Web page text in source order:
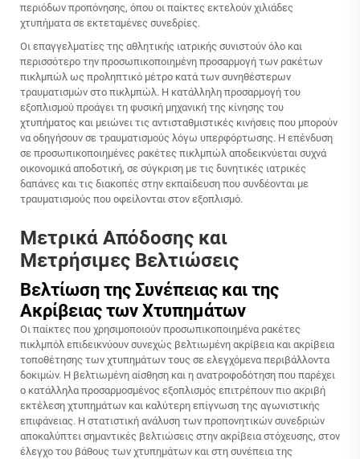
περιόδων προπόνησης, όπου οι παίκτες εκτελούν χιλιάδες
χτυπήματα σε εκτεταμένες συνεδρίες.
Οι επαγγελματίες της αθλητικής ιατρικής συνιστούν όλο και
περισσότερο την προσωπικοποιημένη προσαρμογή των ρακέτων
πικλμπώλ ως προληπτικό μέτρο κατά των συνηθέστερων
τραυματισμών στο πικλμπώλ. Η κατάλληλη προσαρμογή του
εξοπλισμού προάγει τη φυσική μηχανική της κίνησης του
χτυπήματος και μειώνει τις αντισταθμιστικές κινήσεις που μπορούν
να οδηγήσουν σε τραυματισμούς λόγω υπερφόρτωσης. Η επένδυση
σε προσωπικοποιημένες ρακέτες πικλμπώλ αποδεικνύεται συχνά
οικονομικά αποδοτική, σε σύγκριση με τις δυνητικές ιατρικές
δαπάνες και τις διακοπές στην εκπαίδευση που συνδέονται με
τραυματισμούς που οφείλονται στον εξοπλισμό.
Μετρικά Απόδοσης και
Μετρήσιμες Βελτιώσεις
Βελτίωση της Συνέπειας και της
Ακρίβειας των Χτυπημάτων
Οι παίκτες που χρησιμοποιούν προσωπικοποιημένα ρακέτες
πικλμπόλ επιδεικνύουν συνεχώς βελτιωμένη ακρίβεια και ακρίβεια
τοποθέτησης των χτυπημάτων τους σε ελεγχόμενα περιβάλλοντα
δοκιμών. Η βελτιωμένη αίσθηση και η ανατροφοδότηση που παρέχει
ο κατάλληλα προσαρμοσμένος εξοπλισμός επιτρέπουν πιο ακριβή
εκτέλεση χτυπημάτων και καλύτερη επίγνωση της αγωνιστικής
επιφάνειας. Η στατιστική ανάλυση των προπονητικών συνεδριών
αποκαλύπτει σημαντικές βελτιώσεις στην ακρίβεια στόχευσης, στον
έλεγχο του βάθους των χτυπημάτων και στη συνέπεια της